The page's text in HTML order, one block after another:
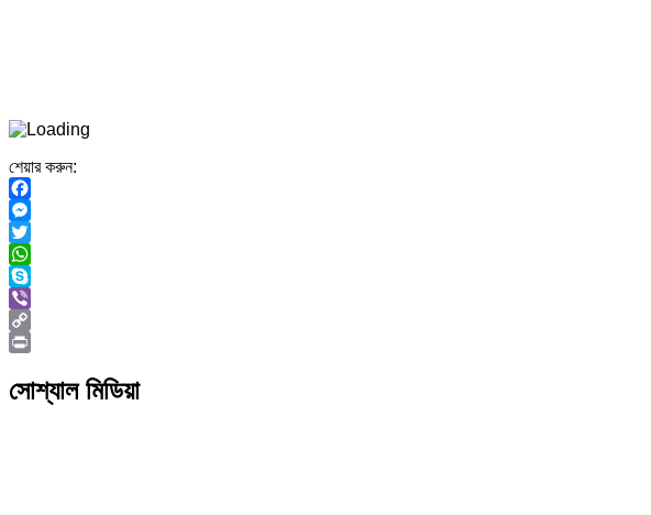
শেয়ার করুন:
Facebook
Messenger
Twitter
WhatsApp
Skype
Viber
Copy
সোশ্যাল মিডিয়া